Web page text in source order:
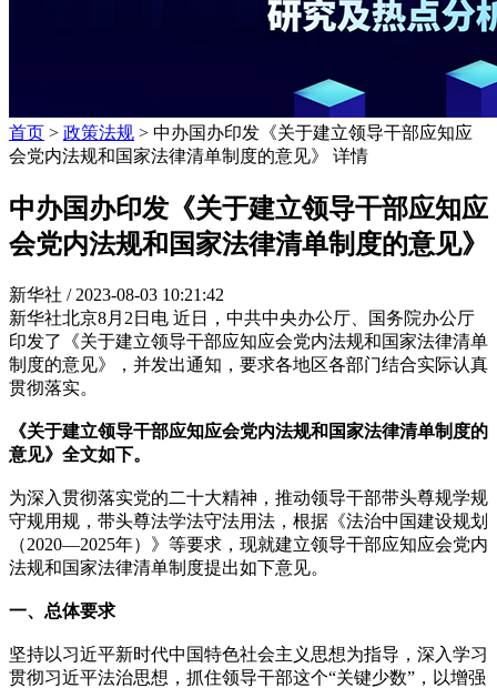
首页 > 政策法规 > 中办国办印发《关于建立领导干部应知应
会党内法规和国家法律清单制度的意见》 详情
中办国办印发《关于建立领导干部应知应
会党内法规和国家法律清单制度的意见》
新华社 / 2023-08-03 10:21:42
新华社北京8月2日电 近日，中共中央办公厅、国务院办公厅
印发了《关于建立领导干部应知应会党内法规和国家法律清单
制度的意见》，并发出通知，要求各地区各部门结合实际认真
贯彻落实。
《关于建立领导干部应知应会党内法规和国家法律清单制度的
意见》全文如下。
为深入贯彻落实党的二十大精神，推动领导干部带头尊规学规
守规用规，带头尊法学法守法用法，根据《法治中国建设规划
（2020—2025年）》等要求，现就建立领导干部应知应会党内
法规和国家法律清单制度提出如下意见。
一、总体要求
坚持以习近平新时代中国特色社会主义思想为指导，深入学习
贯彻习近平法治思想，抓住领导干部这个“关键少数”，以增强